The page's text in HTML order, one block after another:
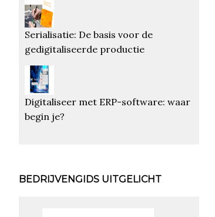
Serialisatie: De basis voor de
gedigitaliseerde productie
Digitaliseer met ERP-software: waar
begin je?
BEDRIJVENGIDS UITGELICHT